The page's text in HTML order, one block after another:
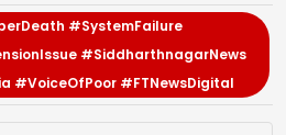
#SystemFailure
#SiddharthnagarNews
#VoiceOfPoor #FTNewsDigital